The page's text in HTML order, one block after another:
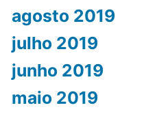
agosto 2019
julho 2019
junho 2019
maio 2019